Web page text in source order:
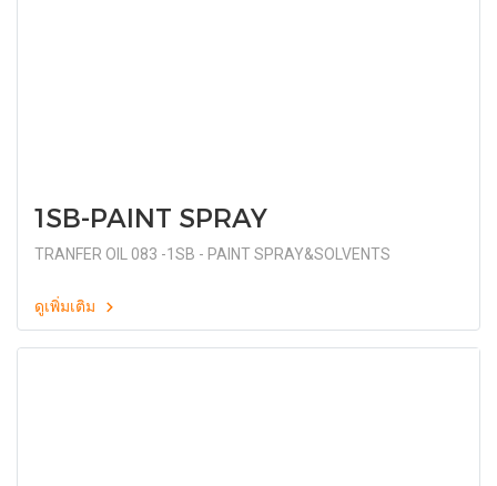
1SB-PAINT SPRAY
TRANFER OIL 083 -1SB - PAINT SPRAY&SOLVENTS
ดูเพิ่มเติม